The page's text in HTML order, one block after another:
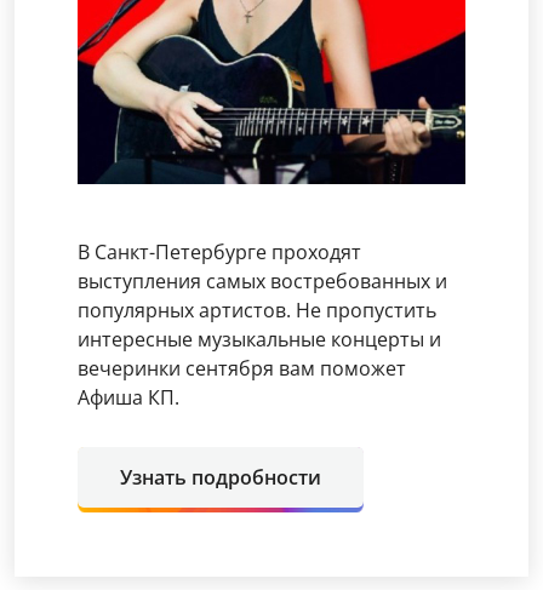
В Санкт-Петербурге проходят
выступления самых востребованных и
популярных артистов. Не пропустить
интересные музыкальные концерты и
вечеринки сентября вам поможет
Афиша КП.
Узнать подробности